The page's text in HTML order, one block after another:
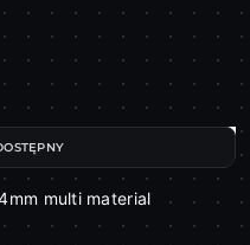
multi material